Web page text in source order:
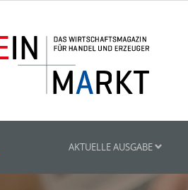
AKTUELLE AUSGABE